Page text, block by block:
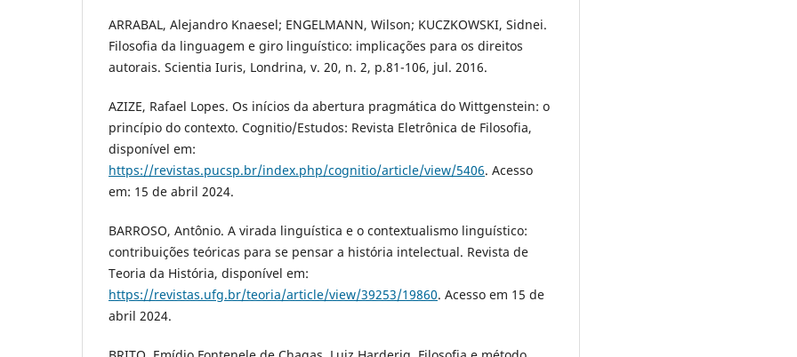
ARRABAL, Alejandro Knaesel; ENGELMANN, Wilson; KUCZKOWSKI, Sidnei.
Filosofia da linguagem e giro linguístico: implicações para os direitos
autorais. Scientia Iuris, Londrina, v. 20, n. 2, p.81-106, jul. 2016.
AZIZE, Rafael Lopes. Os inícios da abertura pragmática do Wittgenstein: o
princípio do contexto. Cognitio/Estudos: Revista Eletrônica de Filosofia,
disponível em:
https://revistas.pucsp.br/index.php/cognitio/article/view/5406. Acesso
em: 15 de abril 2024.
BARROSO, Antônio. A virada linguística e o contextualismo linguístico:
contribuições teóricas para se pensar a história intelectual. Revista de
Teoria da História, disponível em:
https://revistas.ufg.br/teoria/article/view/39253/19860. Acesso em 15 de
abril 2024.